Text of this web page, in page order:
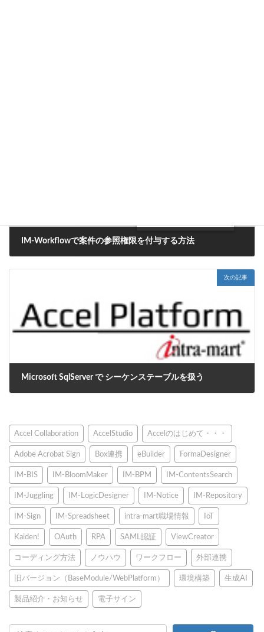
IM-Workflowで案件の参照権限を付与する方法
次の記事
Microsoft SqlServer で シーケンステーブルを扱う
Accel Collaboration AccelStudio Accelのはじめて・・・
Adobe Acrobat Sign Box連携 eBuilder FormaDesigner
IM-BIS IM-BloomMaker IM-BPM IM-ContentsSearch
IM-Juggling IM-LogicDesigner IM-Notice IM-Repository
IM-Sign IM-Spreadsheet intra-mart職場情報 IoT
Kaiden! OAuth RPA SAML認証 ViewCreator
コーディング方法 ノウハウ ワークフロー 外部連携
旧バージョン（BaseModule/WebPlatform） 環境構築 生成AI
製品紹介・お知らせ 電子サイン